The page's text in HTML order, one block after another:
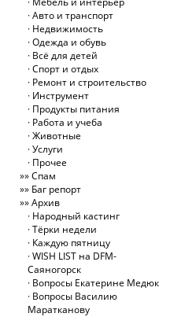
Авто и транспорт
Недвижимость
Одежда и обувь
Всё для детей
Спорт и отдых
Ремонт и строительство
Инструмент
Продукты питания
Работа и учеба
Животные
Услуги
Прочее
Спам
Баг репорт
Архив
Народный кастинг
Тёрки недели
Каждую пятницу
WISH LIST на DFM-
Саяногорск
Вопросы Екатерине Медюк
Вопросы Василию
Маратканову